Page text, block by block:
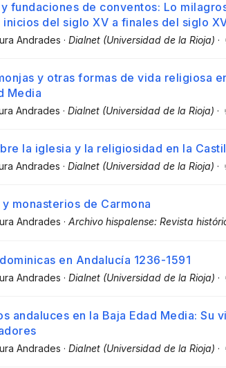
fundaciones de conventos: Lo
del siglo XV a finales del siglo
Andrades · Dialnet (Universidad de la Rioja) ·
y otras formas de vida religiosa
Media
Andrades · Dialnet (Universidad de la Rioja) ·
la iglesia y la religiosidad en la
Andrades · Dialnet (Universidad de la Rioja) ·
monasterios de Carmona
Andrades · Archivo hispalense: Revista
en Andalucía 1236-1591
Andrades · Dialnet (Universidad de la Rioja) ·
andaluces en la Baja Edad Media: Su
Andrades · Dialnet (Universidad de la Rioja) ·